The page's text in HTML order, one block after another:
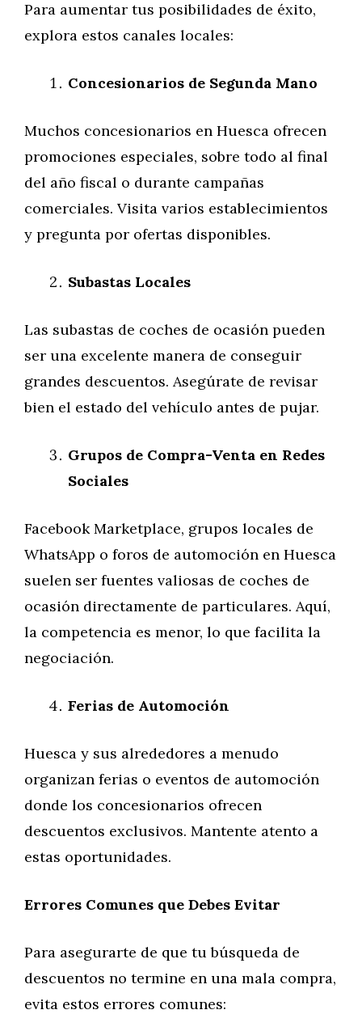
Para aumentar tus posibilidades de éxito,
explora estos canales locales:
Concesionarios de Segunda Mano
Muchos concesionarios en Huesca ofrecen
promociones especiales, sobre todo al final
del año fiscal o durante campañas
comerciales. Visita varios establecimientos
y pregunta por ofertas disponibles.
Subastas Locales
Las subastas de coches de ocasión pueden
ser una excelente manera de conseguir
grandes descuentos. Asegúrate de revisar
bien el estado del vehículo antes de pujar.
Grupos de Compra-Venta en Redes
Sociales
Facebook Marketplace, grupos locales de
WhatsApp o foros de automoción en Huesca
suelen ser fuentes valiosas de coches de
ocasión directamente de particulares. Aquí,
la competencia es menor, lo que facilita la
negociación.
Ferias de Automoción
Huesca y sus alrededores a menudo
organizan ferias o eventos de automoción
donde los concesionarios ofrecen
descuentos exclusivos. Mantente atento a
estas oportunidades.
Errores Comunes que Debes Evitar
Para asegurarte de que tu búsqueda de
descuentos no termine en una mala compra,
evita estos errores comunes: